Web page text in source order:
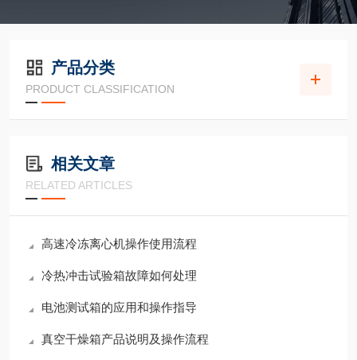
产品分类
PRODUCT CLASSIFICATION
相关文章
RELATED ARTICLES
高速冷冻离心机操作使用流程
冷热冲击试验箱故障如何处理
电池测试箱的应用和操作指导
真空干燥箱产品说明及操作流程